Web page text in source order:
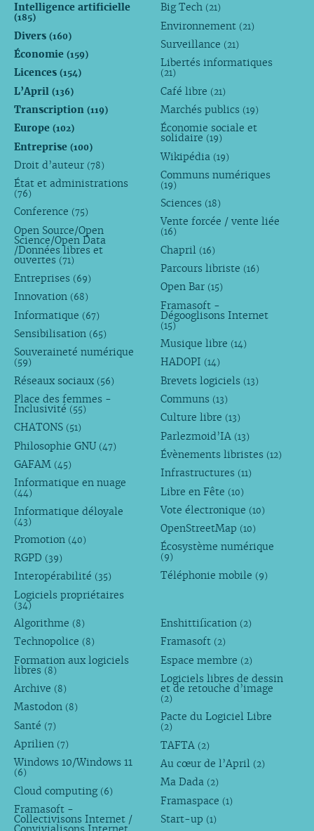
Intelligence artificielle
(185)
Divers (160)
Économie (159)
Licences (154)
L’April (136)
Transcription (119)
Europe (102)
Entreprise (100)
Droit d’auteur (78)
État et administrations
(76)
Conference (75)
Open Source/Open
Science/Open Data
/Données libres et
ouvertes (71)
Entreprises (69)
Innovation (68)
Informatique (67)
Sensibilisation (65)
Souveraineté numérique
(59)
Réseaux sociaux (56)
Place des femmes -
Inclusivité (55)
CHATONS (51)
Philosophie GNU (47)
GAFAM (45)
Informatique en nuage
(44)
Informatique déloyale
(43)
Promotion (40)
RGPD (39)
Interopérabilité (35)
Logiciels propriétaires
(34)
Big Tech (21)
Environnement (21)
Surveillance (21)
Libertés informatiques
(21)
Café libre (21)
Marchés publics (19)
Économie sociale et
solidaire (19)
Wikipédia (19)
Communs numériques
(19)
Sciences (18)
Vente forcée / vente liée
(16)
Chapril (16)
Parcours libriste (16)
Open Bar (15)
Framasoft -
Dégooglisons Internet
(15)
Musique libre (14)
HADOPI (14)
Brevets logiciels (13)
Communs (13)
Culture libre (13)
Parlezmoid’IA (13)
Évènements libristes (12)
Infrastructures (11)
Libre en Fête (10)
Vote électronique (10)
OpenStreetMap (10)
Écosystème numérique
(9)
Téléphonie mobile (9)
Algorithme (8)
Technopolice (8)
Formation aux logiciels
libres (8)
Archive (8)
Mastodon (8)
Santé (7)
Aprilien (7)
Windows 10/Windows 11
(6)
Cloud computing (6)
Framasoft -
Collectivisons Internet /
Enshittification (2)
Framasoft (2)
Espace membre (2)
Logiciels libres de dessin
et de retouche d’image
(2)
Pacte du Logiciel Libre
(2)
TAFTA (2)
Au cœur de l’April (2)
Ma Dada (2)
Framaspace (1)
Start-up (1)